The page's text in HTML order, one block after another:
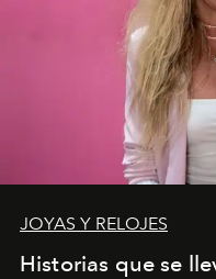
JOYAS Y RELOJES
Historias que se